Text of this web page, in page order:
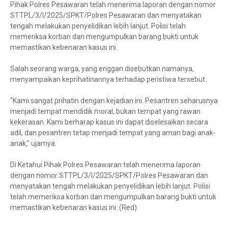
Pihak Polres Pesawaran telah menerima laporan dengan nomor
STTPL/3/I/2025/SPKT/Polres Pesawaran dan menyatakan
tengah melakukan penyelidikan lebih lanjut. Polisi telah
memeriksa korban dan mengumpulkan barang bukti untuk
memastikan kebenaran kasus ini.
Salah seorang warga, yang enggan disebutkan namanya,
menyampaikan keprihatinannya terhadap peristiwa tersebut.
"Kami sangat prihatin dengan kejadian ini. Pesantren seharusnya
menjadi tempat mendidik moral, bukan tempat yang rawan
kekerasan. Kami berharap kasus ini dapat diselesaikan secara
adil, dan pesantren tetap menjadi tempat yang aman bagi anak-
anak," ujarnya.
Di Ketahui Pihak Polres Pesawaran telah menerima laporan
dengan nomor STTPL/3/I/2025/SPKT/Polres Pesawaran dan
menyatakan tengah melakukan penyelidikan lebih lanjut. Polisi
telah memeriksa korban dan mengumpulkan barang bukti untuk
memastikan kebenaran kasus ini. (Red)